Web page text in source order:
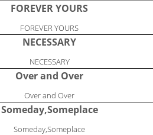
FOREVER YOURS
FOREVER YOURS
NECESSARY
NECESSARY
Over and Over
Over and Over
Someday,Someplace
Someday,Someplace